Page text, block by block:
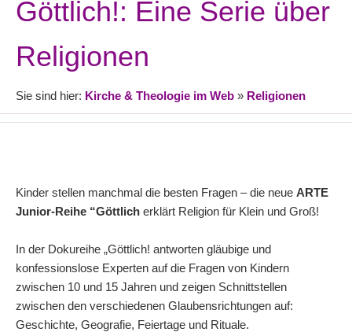
Göttlich!: Eine Serie über
Religionen
Sie sind hier: Kirche & Theologie im Web » Religionen
Kinder stellen manchmal die besten Fragen – die neue ARTE
Junior-Reihe “Göttlich erklärt Religion für Klein und Groß!
In der Dokureihe „Göttlich! antworten gläubige und
konfessionslose Experten auf die Fragen von Kindern
zwischen 10 und 15 Jahren und zeigen Schnittstellen
zwischen den verschiedenen Glaubensrichtungen auf:
Geschichte, Geografie, Feiertage und Rituale.